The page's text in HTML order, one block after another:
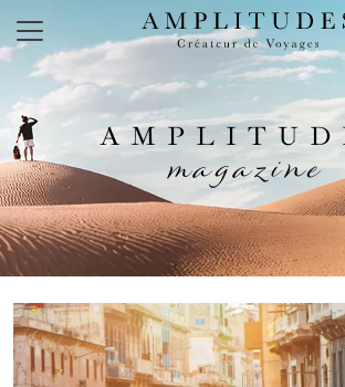
×
magazine